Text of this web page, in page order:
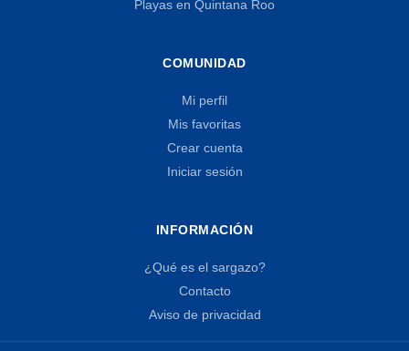
Playas en Quintana Roo
COMUNIDAD
Mi perfil
Mis favoritas
Crear cuenta
Iniciar sesión
INFORMACIÓN
¿Qué es el sargazo?
Contacto
Aviso de privacidad